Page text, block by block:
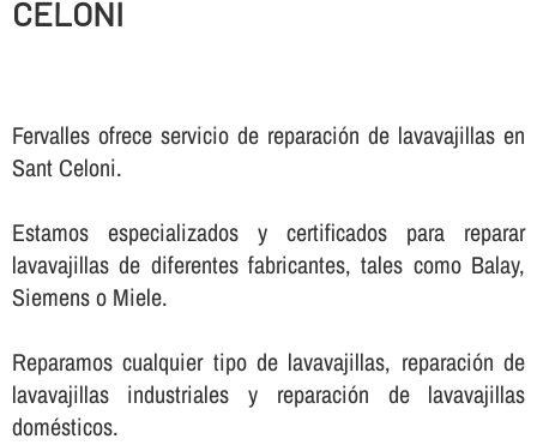
CELONI
Fervalles ofrece servicio de reparación de lavavajillas en
Sant Celoni.
Estamos especializados y certificados para reparar
lavavajillas de diferentes fabricantes, tales como Balay,
Siemens o Miele.
Reparamos cualquier tipo de lavavajillas, reparación de
lavavajillas industriales y reparación de lavavajillas
domésticos.